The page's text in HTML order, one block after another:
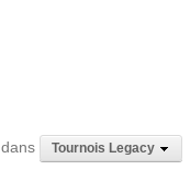
dans Tournois Legacy